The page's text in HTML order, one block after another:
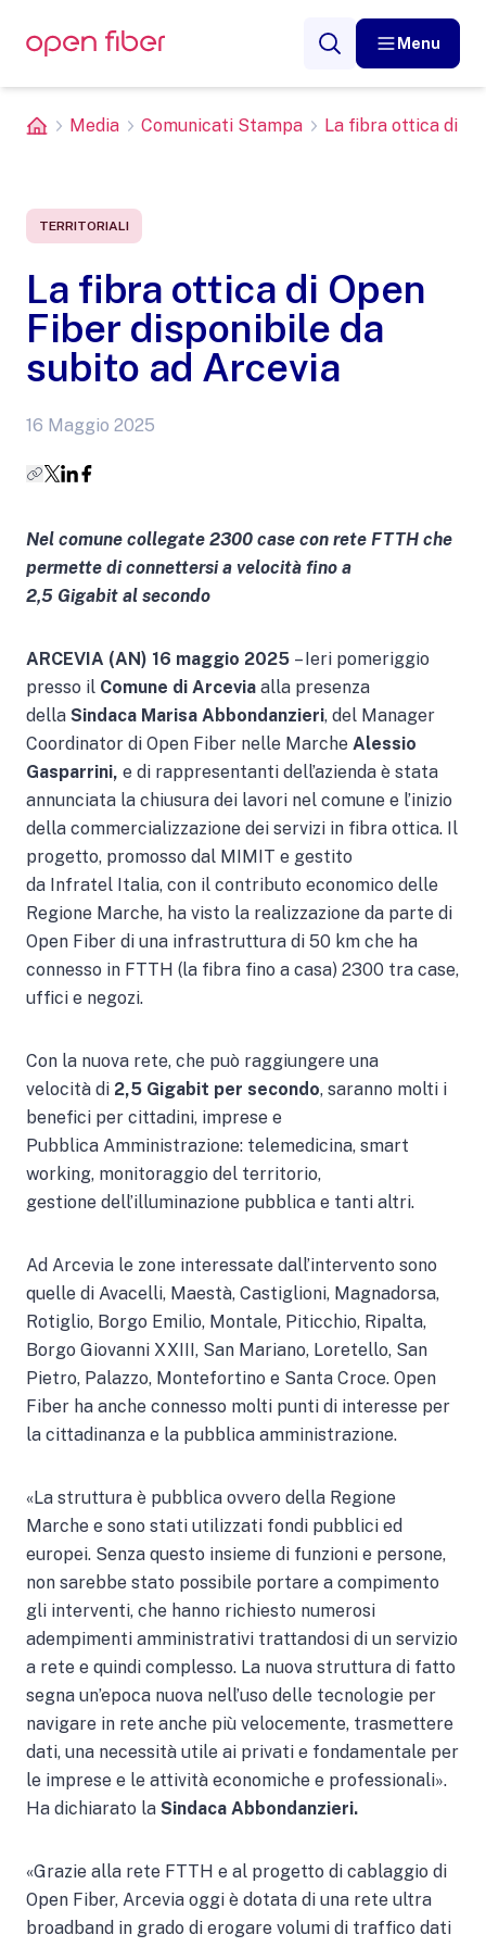
Menu
Media Comunicati Stampa La fibra ottica di
TERRITORIALI
La fibra ottica di Open
Fiber disponibile da
subito ad Arcevia
16 Maggio 2025
Nel comune collegate 2300 case con rete FTTH che
permette di connettersi a velocità fino a
2,5 Gigabit al secondo
ARCEVIA (AN) 16 maggio 2025 – Ieri pomeriggio
presso il Comune di Arcevia alla presenza
della Sindaca Marisa Abbondanzieri, del Manager
Coordinator di Open Fiber nelle Marche Alessio
Gasparrini, e di rappresentanti dell’azienda è stata
annunciata la chiusura dei lavori nel comune e l’inizio
della commercializzazione dei servizi in fibra ottica. Il
progetto, promosso dal MIMIT e gestito
da Infratel Italia, con il contributo economico delle
Regione Marche, ha visto la realizzazione da parte di
Open Fiber di una infrastruttura di 50 km che ha
connesso in FTTH (la fibra fino a casa) 2300 tra case,
uffici e negozi.
Con la nuova rete, che può raggiungere una
velocità di 2,5 Gigabit per secondo, saranno molti i
benefici per cittadini, imprese e
Pubblica Amministrazione: telemedicina, smart
working, monitoraggio del territorio,
gestione dell’illuminazione pubblica e tanti altri.
Ad Arcevia le zone interessate dall’intervento sono
quelle di Avacelli, Maestà, Castiglioni, Magnadorsa,
Rotiglio, Borgo Emilio, Montale, Piticchio, Ripalta,
Borgo Giovanni XXIII, San Mariano, Loretello, San
Pietro, Palazzo, Montefortino e Santa Croce. Open
Fiber ha anche connesso molti punti di interesse per
la cittadinanza e la pubblica amministrazione.
«La struttura è pubblica ovvero della Regione
Marche e sono stati utilizzati fondi pubblici ed
europei. Senza questo insieme di funzioni e persone,
non sarebbe stato possibile portare a compimento
gli interventi, che hanno richiesto numerosi
adempimenti amministrativi trattandosi di un servizio
a rete e quindi complesso. La nuova struttura di fatto
segna un’epoca nuova nell’uso delle tecnologie per
navigare in rete anche più velocemente, trasmettere
dati, una necessità utile ai privati e fondamentale per
le imprese e le attività economiche e professionali».
Ha dichiarato la Sindaca Abbondanzieri.
«Grazie alla rete FTTH e al progetto di cablaggio di
Open Fiber, Arcevia oggi è dotata di una rete ultra
broadband in grado di erogare volumi di traffico dati